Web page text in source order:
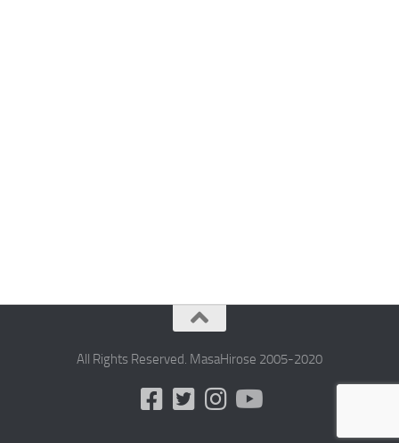
All Rights Reserved. MasaHirose 2005-2020